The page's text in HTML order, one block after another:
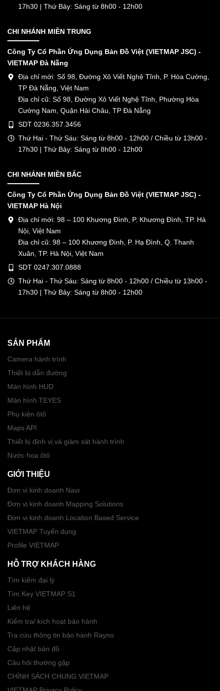
17h30 | Thứ Bảy: Sáng từ 8h00 - 12h00
CHI NHÁNH MIỀN TRUNG
Công Ty Cổ Phần Ứng Dụng Bản Đồ Việt (VIETMAP JSC) -
VIETMAP Đà Nẵng
Địa chỉ mới: Số 98, Đường Xô Viết Nghệ Tĩnh, P. Hòa Cường,
TP Đà Nẵng, Việt Nam
Địa chỉ cũ: Số 98, Đường Xô Viết Nghệ Tĩnh, Phường Hòa
Cường Nam, Quận Hải Châu, TP Đà Nẵng
SDT 0236.357.3456
Thứ Hai - Thứ Sáu: Sáng từ 8h00 - 12h00 / Chiều từ 13h00 -
17h30 | Thứ Bảy: Sáng từ 8h00 - 12h00
CHI NHÁNH MIỀN BẮC
Công Ty Cổ Phần Ứng Dụng Bản Đồ Việt (VIETMAP JSC) -
VIETMAP Hà Nội
Địa chỉ mới: 98 – 100 Khương Đình, P. Khương Đình, TP. Hà
Nội, Việt Nam
Địa chỉ cũ: 98 – 100 Khương Đình, P. Hạ Đình, Q. Thanh
Xuân, TP. Hà Nội, Việt Nam
SDT 0247.307.0888
Thứ Hai - Thứ Sáu: Sáng từ 8h00 - 12h00 / Chiều từ 13h00 -
17h30 | Thứ Bảy: Sáng từ 8h00 - 12h00
SẢN PHẨM
Camera hành trình
Thiết bị dẫn đường
Màn hình HUD
Màn hình TEYES
Phụ kiện ôtô
Maps API
Thiết bị định vị và giám sát hành trình
Nước hoa ôtô
GIỚI THIỆU
Đơn vị kinh doanh Navi
Đơn vị kinh doanh Mapping Solutions
Đơn vị kinh doanh Location Based Service
VIETMAP Tuyển dụng
Profile VIETMAP
HỖ TRỢ KHÁCH HÀNG
Tìm kiếm đại lý
Tìm Key VIETMAP S1
Liên hệ
Kiểm tra/ kích hoạt bảo hành
Tra cứu thông tin bảo hành Rayno
Cập nhật bản đồ
Câu hỏi thường gặp
CHÍNH SÁCH CHUNG VIETMAP